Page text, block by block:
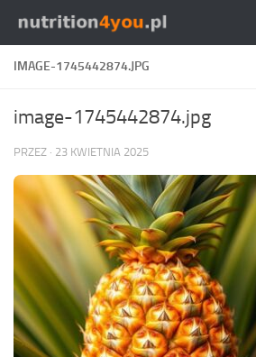
Przejdź do treści
IMAGE-1745442874.JPG
image-1745442874.jpg
PRZEZ · 23 KWIETNIA 2025